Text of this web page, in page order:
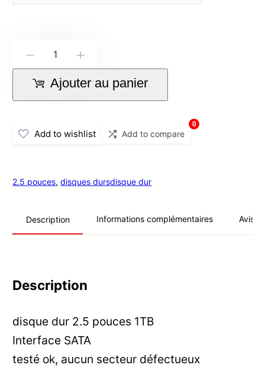
quantité
de
disque
dur
Ajouter au panier
Add to wishlist Add to compare
0
2.5 pouces,disques dursdisque dur
Description Informations complémentaires Avis
Description
disque dur 2.5 pouces 1TB
Interface SATA
testé ok, aucun secteur défectueux